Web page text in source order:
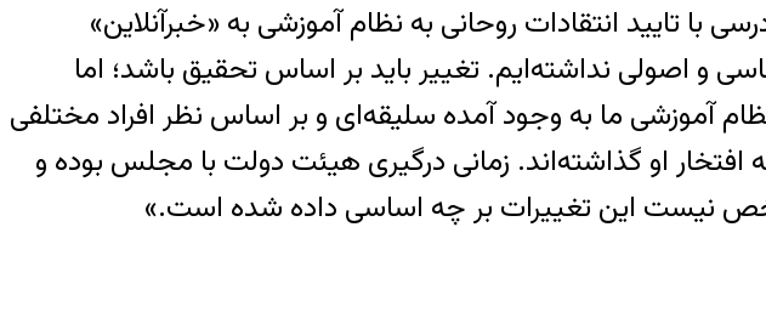
تایید انتقادات روحانی به نظام آموزشی به «خبرآنلاین»
و اصولی نداشته‌ایم. تغییر باید بر اساس تحقیق باشد؛ اما
آموزشی ما به وجود آمده سلیقه‌ای و بر اساس نظر افراد مختلفی
افتخار او گذاشته‌اند. زمانی درگیری هیئت دولت با مجلس بوده و